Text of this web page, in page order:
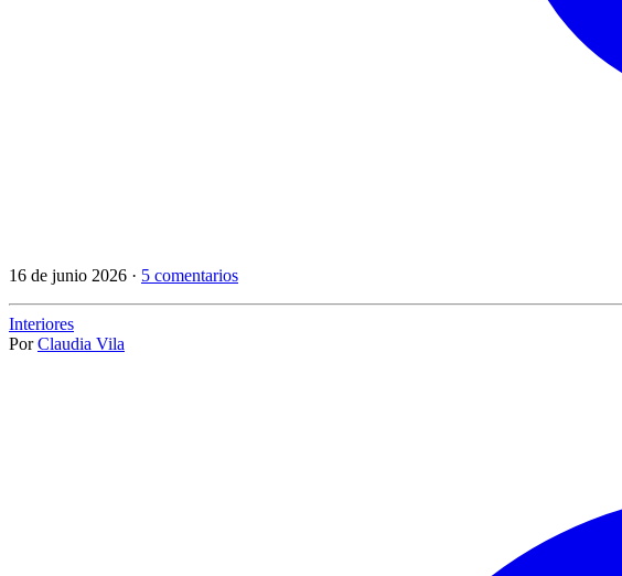
16 de junio 2026 · 5 comentarios
Interiores
Por Claudia Vila